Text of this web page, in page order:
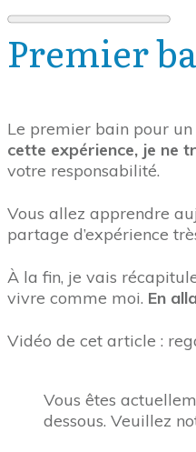
Premier
Le premier bain pour un
cette expérience, je ne
votre responsabilité.
Vous allez apprendre
partage d’expérience
À la fin, je vais
vivre comme moi. En
Vidéo de cet article :
Vous êtes
dessous. Veuillez